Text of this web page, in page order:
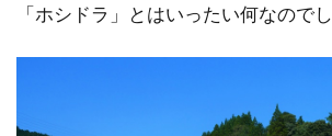
「ホシドラ」とはいったい何なので